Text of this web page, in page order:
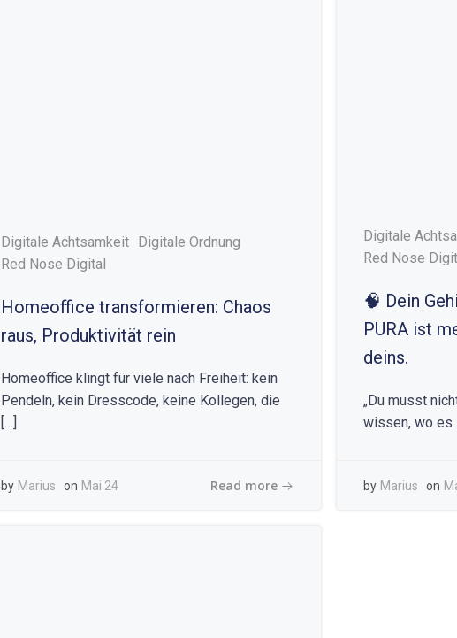
Digitale
Red Nose
🧠 Dein
PURA ist
deins.
„Du musst
wissen, wo es
by Marius on
Digitale Achtsamkeit Digitale Ordnung
Red Nose Digital
Homeoffice transformieren: Chaos
raus, Produktivität rein
Homeoffice klingt für viele nach Freiheit: kein
Pendeln, kein Dresscode, keine Kollegen, die
[…]
by Marius on Mai 24 Read more